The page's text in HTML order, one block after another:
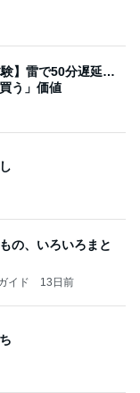
験】雷で50分遅延…
う」価値
の、いろいろまと
イド 13日前